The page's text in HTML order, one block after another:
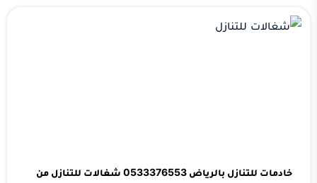
خادمات للتنازل بالرياض 0533376553 شغالات للتنازل من